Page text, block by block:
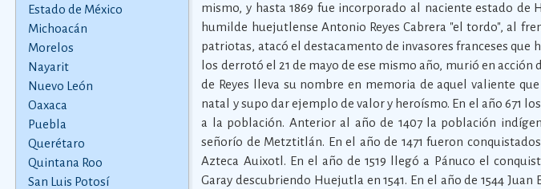
Estado de México
Michoacán
Morelos
Nayarit
Nuevo León
Oaxaca
Puebla
Querétaro
Quintana Roo
San Luis Potosí
mismo, y hasta 1869 fue incorporado al naciente estado de
humilde huejutlense Antonio Reyes Cabrera "el tordo", al
patriotas, atacó el destacamento de invasores franceses que
los derrotó el 21 de mayo de ese mismo año, murió en acción
de Reyes lleva su nombre en memoria de aquel valiente
natal y supo dar ejemplo de valor y heroísmo. En el año 671
a la población. Anterior al año de 1407 la población
señorío de Metztitlán. En el año de 1471 fueron
Azteca Auixotl. En el año de 1519 llegó a Pánuco el
Garay descubriendo Huejutla en 1541. En el año de 1544